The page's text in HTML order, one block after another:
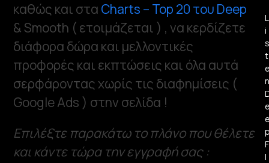
καθώς και στα Charts – Top 20 του Deep
& Smooth ( ετοιμάζεται ) , να κερδίζετε
διάφορα δώρα και μελλοντικές
προφορές και εκπτώσεις και όλα αυτά
σερφάροντας χωρίς τις διαφημίσεις (
Google Ads ) στην σελίδα !
Επιλέξτε παρακάτω το πλάνο που θέλετε
και κάντε τώρα την εγγραφή σας :
L
i
s
t
n
F
l